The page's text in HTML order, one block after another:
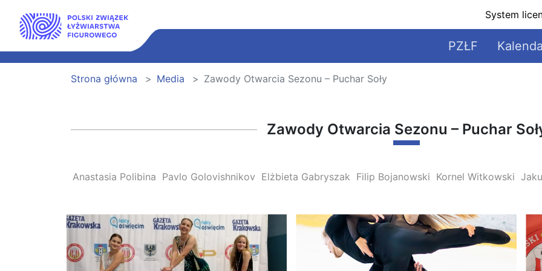
System
PZŁF
03.09 - 05.09
2026
INFORMACJA
INFORMACJA O
Strona główna Media Zawody Otwarcia Sezonu – Puchar Soły
Zawody Otwarcia Sezonu – Puchar
Anastasia Polibina Pavlo Golovishnikov Elżbieta Gabryszak Filip Bojanowski Kornel Witkowski